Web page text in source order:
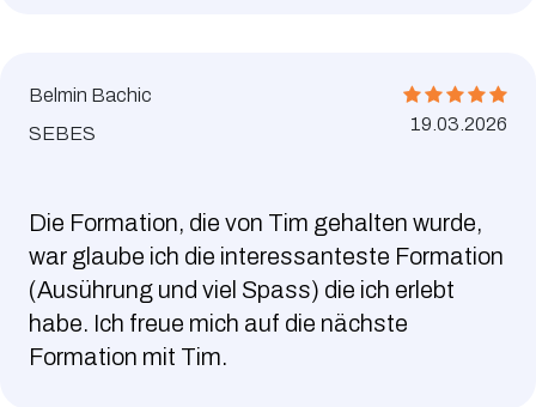
Belmin Bachic
SEBES
19.03.2026
Die Formation, die von Tim gehalten wurde,
war glaube ich die interessanteste Formation
(Ausührung und viel Spass) die ich erlebt
habe. Ich freue mich auf die nächste
Formation mit Tim.